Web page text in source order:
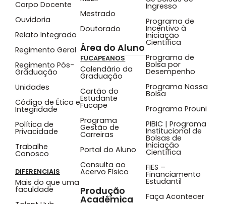
Corpo Docente
Ouvidoria
Relato Integrado
Regimento Geral
Regimento Pós-
Graduação
Unidades
Código de Ética e
Integridade
Política de
Privacidade
Trabalhe
Conosco
DIFERENCIAIS
Mais do que uma
faculdade
Mestrado
Doutorado
Área do Aluno
FUCAPEANOS
Calendário da
Graduação
Cartão do
Estudante
Fucape
Programa
Gestão de
Carreiras
Portal do Aluno
Consulta ao
Acervo Físico
Produção
Acadêmica
Ingresso
Programa de
Incentivo à
Iniciação
Científica
Programa de
Bolsa por
Desempenho
Programa Nossa
Bolsa
Programa Prouni
PIBIC | Programa
Institucional de
Bolsas de
Iniciação
Científica
FIES –
Financiamento
Estudantil
Faça Acontecer